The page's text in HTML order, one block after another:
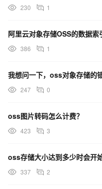
230 1
阿里云对象存储OSS的数据索
386 1
247 0
oss图片转码怎么计费？
423 3
oss存储大小达到多少时会开
337 2